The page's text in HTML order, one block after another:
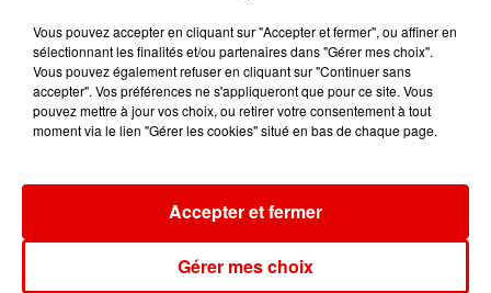
Vous pouvez accepter en cliquant sur "Accepter et fermer", ou affiner en
sélectionnant les finalités et/ou partenaires dans "Gérer mes choix".
Vous pouvez également refuser en cliquant sur "Continuer sans
accepter". Vos préférences ne s'appliqueront que pour ce site. Vous
pouvez mettre à jour vos choix, ou retirer votre consentement à tout
moment via le lien "Gérer les cookies" situé en bas de chaque page.
Gérer mes choix
Accepter et fermer